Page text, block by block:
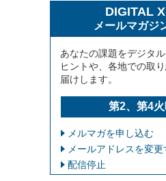
DIGITAL
メールマガジ
あなたの課題をデジタ
ヒントや、各地での取
届けします。
第2、第4
メルマガを申し込む
メールアドレスを変更
配信停止